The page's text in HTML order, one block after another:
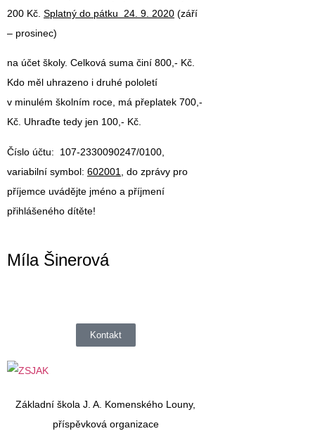
200 Kč. Splatný do pátku 24. 9. 2020 (září
– prosinec)
na účet školy. Celková suma činí 800,- Kč.
Kdo měl uhrazeno i druhé pololetí
v minulém školním roce, má přeplatek 700,-
Kč. Uhraďte tedy jen 100,- Kč.
Číslo účtu: 107-2330090247/0100
variabilní symbol: 602001,
do zprávy pro
příjemce uvádějte jméno a příjmení
přihlášeného dítěte!
Míla Šinerová
Kontakt
Základní škola J. A. Komenského Louny,
příspěvková organizace